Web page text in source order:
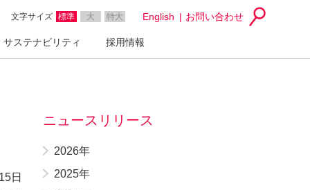
文字サイズ 標準 大 特大 English お問い合わせ
サステナビリティ 採用情報
日
ニュースリリース
2026年
2025年